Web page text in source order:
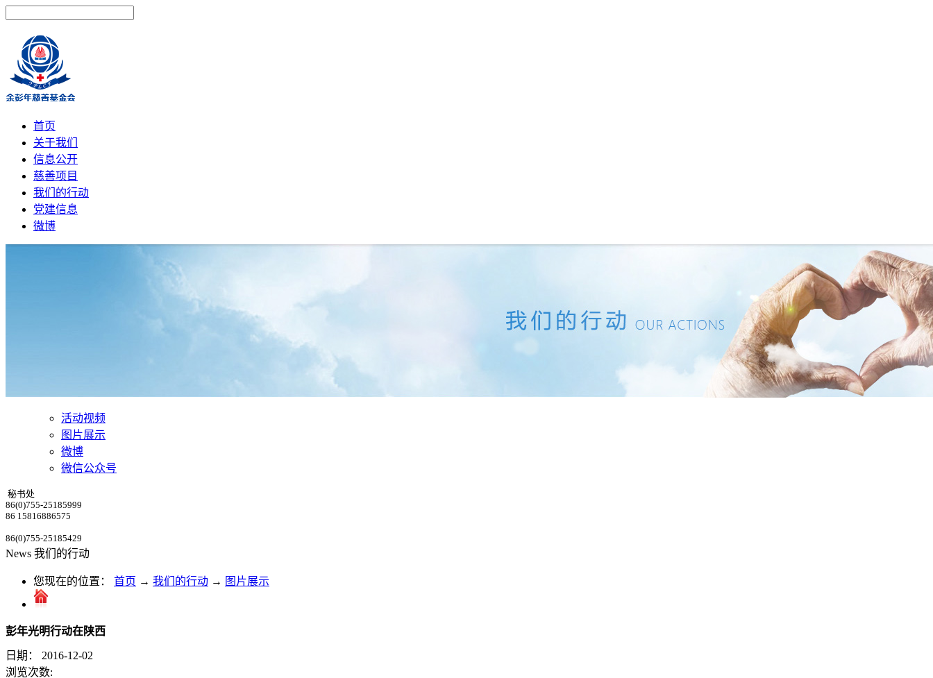
首页
关于我们
信息公开
慈善项目
我们的行动
党建信息
微博
活动视频
图片展示
微博
微信公众号
秘书处
86(0)755-25185999
86 15816886575
86(0)755-25185429
News 我们的行动
您现在的位置： 首页 → 我们的行动 → 图片展示
彭年光明行动在陕西
日期：
2016-12-02
浏览次数: